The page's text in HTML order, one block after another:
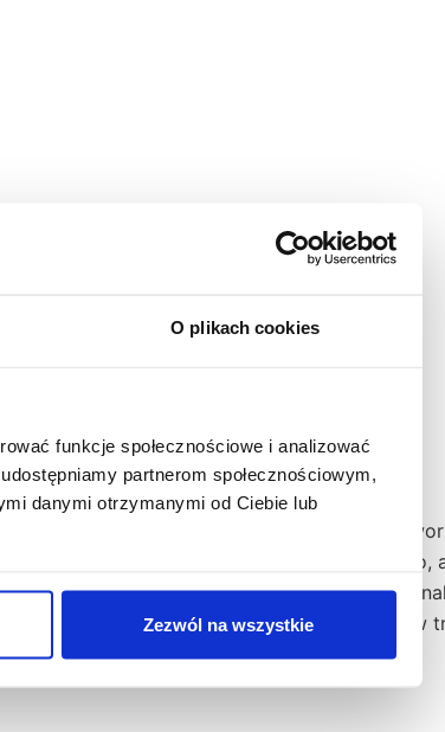
O plikach cookies
funkcje społecznościowe i analizować
partnerom społecznościowym,
danymi otrzymanymi od Ciebie lub
Zezwól na wszystkie
kolorów i materiałów. Nasza odzież jest
Jako marka Sara Workwear dbamy o to,
robocze idealnym wyborem dla
zapewniając komfort i swobodę ruchów w